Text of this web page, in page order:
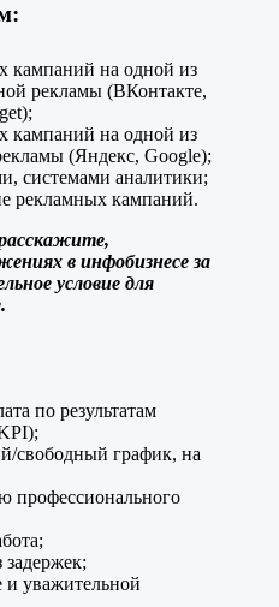
кампаний на одной из
рекламы (ВКонтакте,
кампаний на одной из
(Яндекс, Google);
системами аналитики;
рекламных кампаний.
в инфобизнесе за
условие для
по результатам
свободный график, на
профессионального
и уважительной